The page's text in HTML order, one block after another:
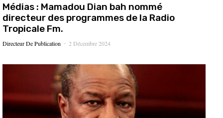
Médias : Mamadou Dian bah nommé
directeur des programmes de la Radio
Tropicale Fm.
Directeur De Publication - 2 Décembre 2024